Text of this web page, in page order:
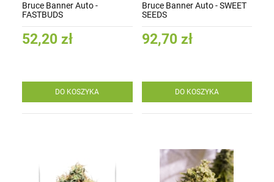
Bruce Banner Auto -
FASTBUDS
52,20 zł
DO KOSZYKA
Bruce Banner Auto - SWEET
SEEDS
92,70 zł
DO KOSZYKA